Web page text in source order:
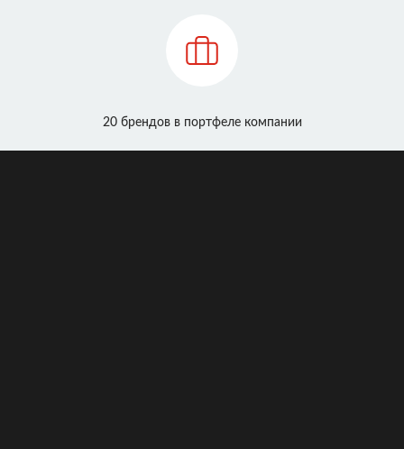
20 брендов в портфеле компании